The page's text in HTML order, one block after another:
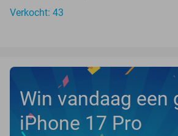
Verkocht: 43
Win vandaag een
iPhone 17 Pro